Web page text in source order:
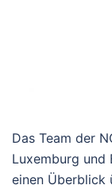
Das Team der
Luxemburg und
einen Überblick